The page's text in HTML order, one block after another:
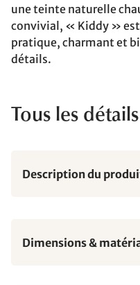
une teinte naturelle
convivial, « Kiddy »
pratique, charmant et
détails.
Tous les
Description du
Dimensions &